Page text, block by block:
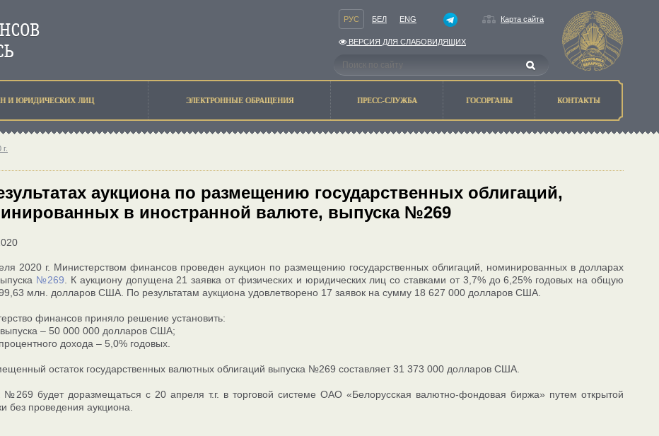
РУС БЕЛ ENG Карта сайта
ВЕРСИЯ ДЛЯ СЛАБОВИДЯЩИХ
И ЮРИДИЧЕСКИХ ЛИЦ ЭЛЕКТРОННЫЕ ОБРАЩЕНИЯ ПРЕСС-СЛУЖБА ГОСОРГАНЫ КОНТАКТЫ
аукциона по размещению государственных облигаций,
в иностранной валюте, выпуска №269
2020 г. Министерством финансов проведен аукцион по размещению государственных облигаций, номинированных в долларах
№269 . К аукциону допущена 21 заявка от физических и юридических лиц со ставками от 3,7% до 6,25% годовых на общую
млн. долларов США. По результатам аукциона удовлетворено 17 заявок на сумму 18 627 000 долларов США.
финансов приняло решение установить:
– 50 000 000 долларов США;
дохода – 5,0% годовых.
остаток государственных валютных облигаций выпуска №269 составляет 31 373 000 долларов США.
№269 будет доразмещаться с 20 апреля т.г. в торговой системе ОАО «Белорусская валютно-фондовая биржа» путем открытой
без проведения аукциона.